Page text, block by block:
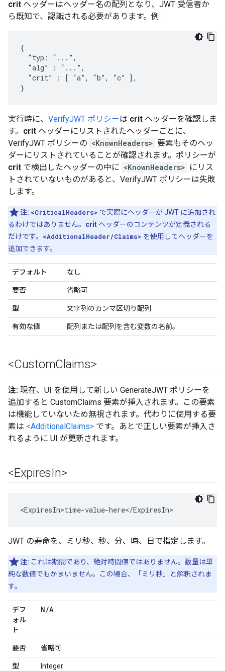
crit ヘッダーはヘッダー名の配列となり、JWT 受信者か
ら既知で、認識される必要があります。例:
{
  “typ: “...”,
  “alg” : “...”,
  “crit” : [ “a”, “b”, “c” ],
}
実行時に、 VerifyJWT ポリシーは crit ヘッダーを確認しま
す。 crit ヘッダーにリストされたヘッダーごとに、
VerifyJWT ポリシーの <KnownHeaders> 要素もそのヘッ
ダーにリストされていることが確認されます。ポリシーが
crit で検出したヘッダーの中に <KnownHeaders> にリス
トされていないものがあると、VerifyJWT ポリシーは失敗
します。
注: <CriticalHeaders> で実際にヘッダーが JWT に追加され
るわけではありません。 crit ヘッダーのコンテンツが定義される
だけです。 <AdditionalHeader/Claims> を使用してヘッダーを
追加できます。
デフォルト なし
要否 省略可
型 文字列のカンマ区切り配列
有効な値 配列または配列を含む変数の名前。
<CustomClaims>
注: 現在、UI を使用して新しい GenerateJWT ポリシーを
追加すると CustomClaims 要素が挿入されます。この要素
は機能していないため無視されます。代わりに使用する要
素は <AdditionalClaims> です。あとで正しい要素が挿入さ
れるように UI が更新されます。
<ExpiresIn>
<ExpiresIn>time-value-here</ExpiresIn>
JWT の寿命を、ミリ秒、秒、分、時、日で指定します。
注: これは期間であり、絶対時間値ではありません。数量は単
純な数値でもかまいません。この場合、「ミリ秒」と解釈されま
す。
デフ
ォル
ト
N/A
要否 省略可
型 Integer